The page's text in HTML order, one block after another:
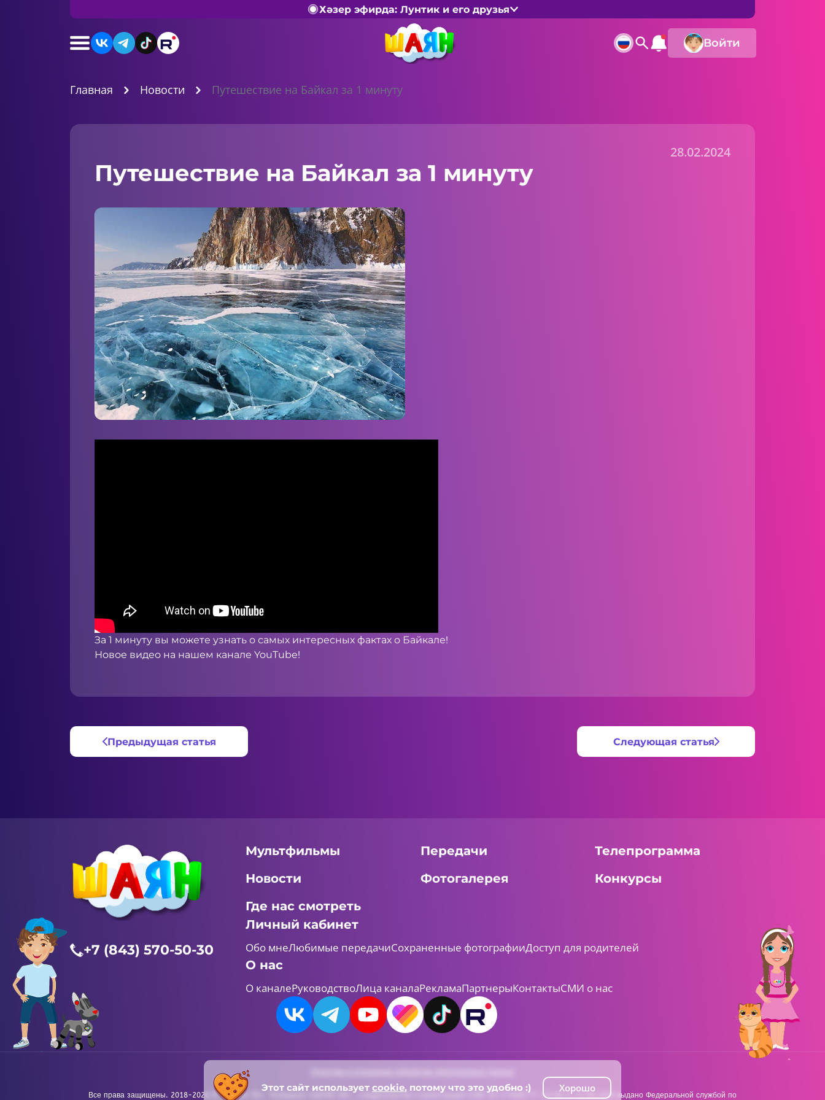
Хәзер эфирда: Лунтик и его друзья
Войти
Главная Новости Путешествие на Байкал за 1 минуту
28.02.2024
Путешествие на Байкал за 1 минуту
За 1 минуту вы можете узнать о самых интересных фактах о Байкале!
Новое видео на нашем канале YouTube!
Предыдущая статья Следующая статья
+7 (843) 570-50-30
Мультфильмы Передачи
Телепрограмма
Новости
Фотогалерея
Конкурсы
Где нас смотреть
Личный кабинет
Обо мнеЛюбимые передачиСохраненные фотографииДоступ для родителей
О нас
О каналеРуководствоЛица каналаРекламаПартнерыКонтактыСМИ о нас
Все права защищены. 2018-2026 © «ШАЯН ТВ». Телеканал «ШАЯН ТВ» , Свидетельство о регистрации СМИ Эл-Л №ФС77-73138 от 22.06.2018 выдано Федеральной службой по
Этот сайт использует cookie, потому что это удобно :) Хорошо